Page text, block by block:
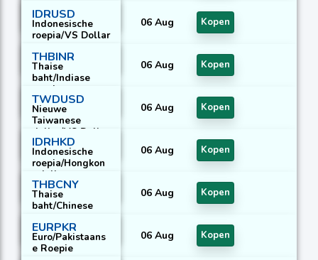
IDRUSD
Indonesische
roepia/VS Dollar
06 Aug Kopen
THBINR
Thaise
baht/Indiase
roepie
06 Aug Kopen
TWDUSD
Nieuwe
Taiwanese
dollar/VS Dollar
06 Aug Kopen
IDRHKD
Indonesische
roepia/Hongkon
gdollar
06 Aug Kopen
THBCNY
Thaise
baht/Chinese
06 Aug Kopen
EURPKR
Euro/Pakistaans
e Roepie
06 Aug Kopen